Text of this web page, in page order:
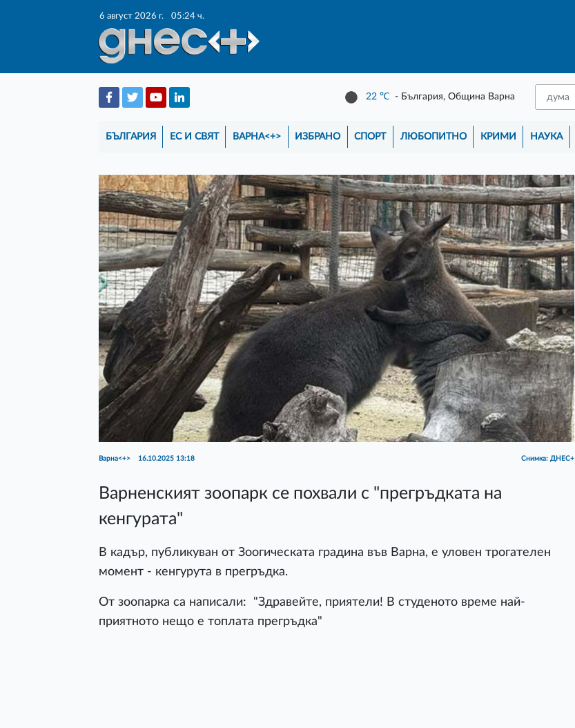
6 август 2026 г. 05:24 ч.
22 ℃ - България, Община Варна
БЪЛГАРИЯ ЕС И СВЯТ ВАРНА<+> ИЗБРАНО СПОРТ ЛЮБОПИТНО КРИМИ НАУКА
Варна<+> 16.10.2025 13:18 Снимка: ДНЕС+
Варненският зоопарк се похвали с "прегръдката на
кенгурата"
В кадър, публикуван от Зоогическата градина във Варна, е уловен трогателен
момент - кенгурута в прегръдка.
От зоопарка са написали: "Здравейте, приятели! В студеното време най-
приятното нещо е топлата прегръдка"